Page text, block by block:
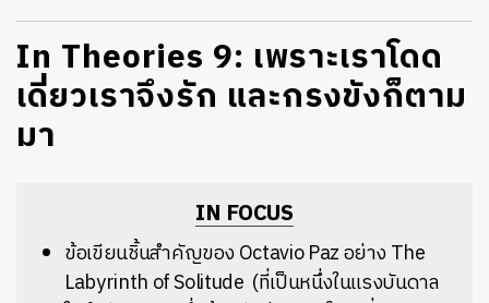
In Theories 9: เพราะเราโดด
เดี่ยวเราจึงรัก และกรงขังก็ตาม
มา
IN FOCUS
ข้อเขียนชิ้นสำคัญของ Octavio Paz อย่าง The
Labyrinth of Solitude (ที่เป็นหนึ่งในแรงบันดาล